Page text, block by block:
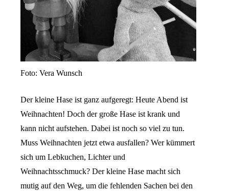
Foto: Vera Wunsch
Der kleine Hase ist ganz aufgeregt: Heute Abend ist
Weihnachten! Doch der große Hase ist krank und
kann nicht aufstehen. Dabei ist noch so viel zu tun.
Muss Weihnachten jetzt etwa ausfallen? Wer kümmert
sich um Lebkuchen, Lichter und
Weihnachtsschmuck? Der kleine Hase macht sich
mutig auf den Weg, um die fehlenden Sachen bei den